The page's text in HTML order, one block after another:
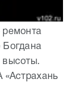
ремонта
Богдана
высоты.